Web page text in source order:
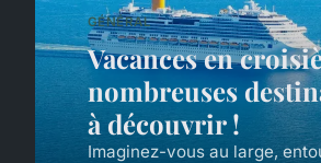
GÉNÉRAL
Vacances en
nombreuses
à découvrir !
Imaginez-vous au large,